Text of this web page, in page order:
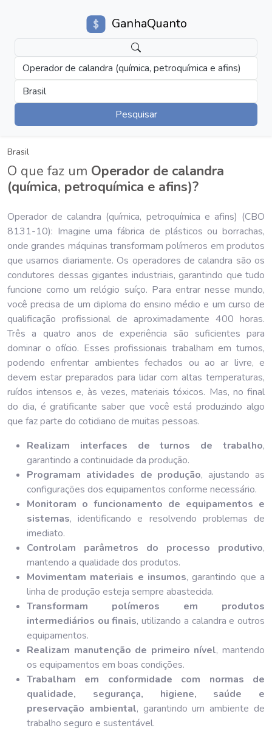
GanhaQuanto
Operador de calandra (química, petroquímica e afins)
Brasil
Pesquisar
Brasil
O que faz um Operador de calandra
(química, petroquímica e afins)?
Operador de calandra (química, petroquímica e afins) (CBO
8131-10): Imagine uma fábrica de plásticos ou borrachas,
onde grandes máquinas transformam polímeros em produtos
que usamos diariamente. Os operadores de calandra são os
condutores dessas gigantes industriais, garantindo que tudo
funcione como um relógio suíço. Para entrar nesse mundo,
você precisa de um diploma do ensino médio e um curso de
qualificação profissional de aproximadamente 400 horas.
Três a quatro anos de experiência são suficientes para
dominar o ofício. Esses profissionais trabalham em turnos,
podendo enfrentar ambientes fechados ou ao ar livre, e
devem estar preparados para lidar com altas temperaturas,
ruídos intensos e, às vezes, materiais tóxicos. Mas, no final
do dia, é gratificante saber que você está produzindo algo
que faz parte do cotidiano de muitas pessoas.
Realizam interfaces de turnos de trabalho,
garantindo a continuidade da produção.
Programam atividades de produção, ajustando as
configurações dos equipamentos conforme necessário.
Monitoram o funcionamento de equipamentos e
sistemas, identificando e resolvendo problemas de
imediato.
Controlam parâmetros do processo produtivo,
mantendo a qualidade dos produtos.
Movimentam materiais e insumos, garantindo que a
linha de produção esteja sempre abastecida.
Transformam polímeros em produtos
intermediários ou finais, utilizando a calandra e outros
equipamentos.
Realizam manutenção de primeiro nível, mantendo
os equipamentos em boas condições.
Trabalham em conformidade com normas de
qualidade, segurança, higiene, saúde e
preservação ambiental, garantindo um ambiente de
trabalho seguro e sustentável.